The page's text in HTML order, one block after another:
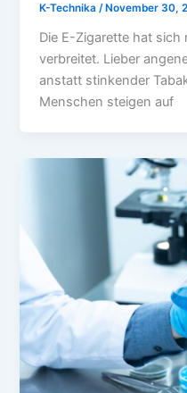
K-Technika/ November 30,
Die E-Zigarette hat sich
verbreitet. Lieber
anstatt stinkender
Menschen steigen auf